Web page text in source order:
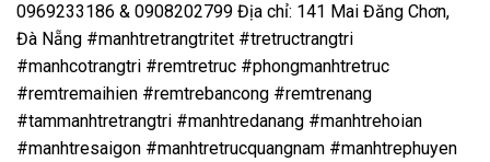
0969233186 & 0908202799 Địa chỉ: 141 Mai Đăng Chơn,
Đà Nẵng #manhtretrangtritet #tretructrangtri
#manhcotrangtri #remtretruc #phongmanhtretruc
#remtremaihien #remtrebancong #remtrenang
#tammanhtretrangtri #manhtredanang #manhtrehoian
#manhtresaigon #manhtretrucquangnam #manhtrephuyen